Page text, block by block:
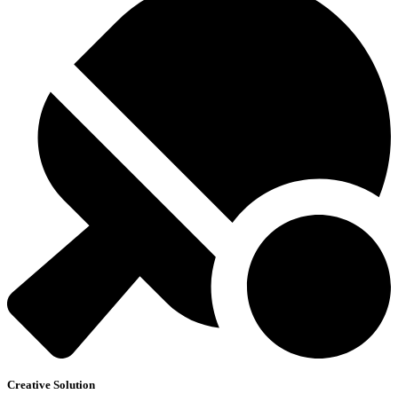
Creative Solution